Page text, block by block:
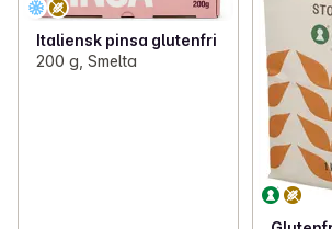
Italiensk pinsa glutenfri
200 g, Smelta